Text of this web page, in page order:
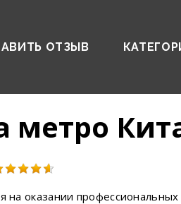
ОТЗЫВ
оказании профессиональных